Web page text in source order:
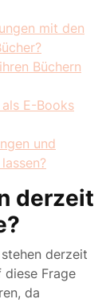
mit den
Büchern
E-Books
und
derzeit
derzeit
Frage
da